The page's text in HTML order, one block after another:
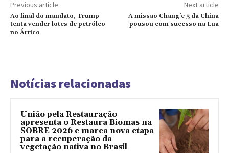
Previous article
Ao final do mandato, Trump
tenta vender lotes de petróleo
no Ártico
Next article
A missão Chang’e 5 da China
pousou com sucesso na Lua
Notícias relacionadas
União pela Restauração
apresenta o Restaura Biomas na
SOBRE 2026 e marca nova etapa
para a recuperação da
vegetação nativa no Brasil